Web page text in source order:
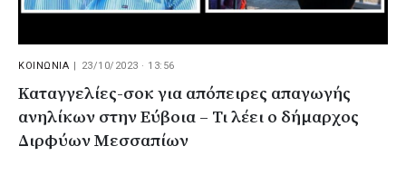
ΚΟΙΝΩΝΙΑ 23/10/2023 · 13:56
Καταγγελίες-σοκ για απόπειρες απαγωγής
ανηλίκων στην Εύβοια – Τι λέει ο δήμαρχος
Διρφύων Μεσσαπίων